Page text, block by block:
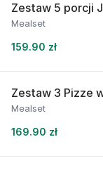
Zestaw 5 porcji
Mealset
159.90 zł
Zestaw 3 Pizze
Mealset
169.90 zł